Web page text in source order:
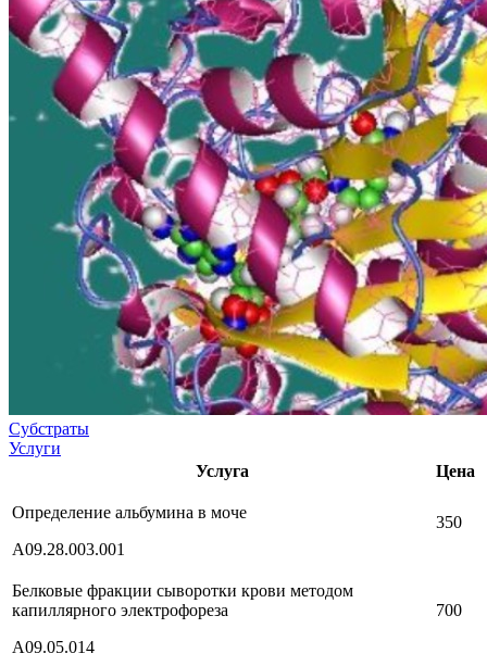
Субстраты
Услуги
Услуга
Цена
Определение альбумина в моче
А09.28.003.001
350
Белковые фракции сыворотки крови методом
капиллярного электрофореза
А09.05.014
700